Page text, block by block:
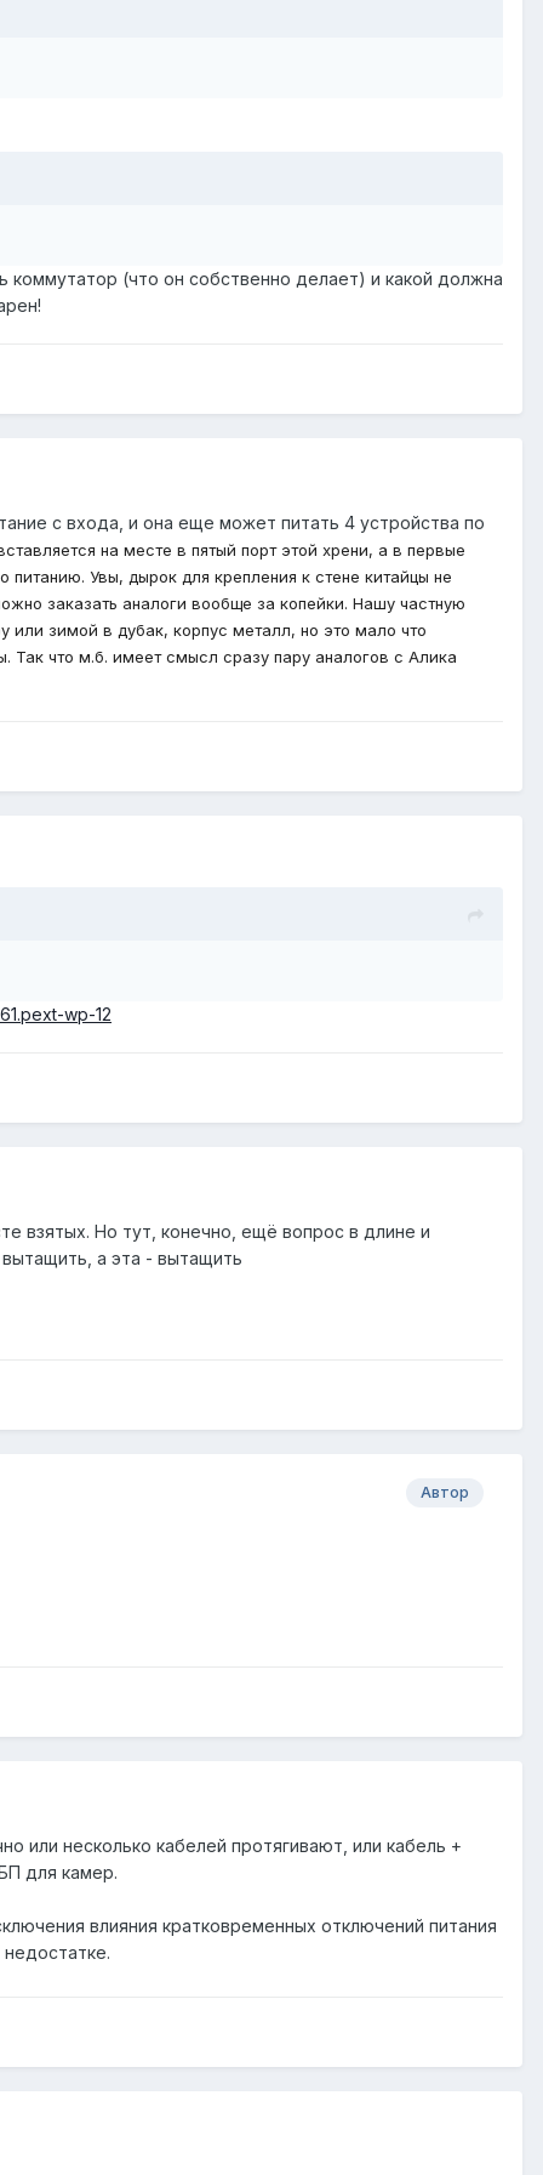
коммутатор (что он собственно делает) и какой должна
с входа, и она еще может питать 4 устройства по
на месте в пятый порт этой хрени, а в первые
Увы, дырок для крепления к стене китайцы не
заказать аналоги вообще за копейки. Нашу частную
или зимой в дубак, корпус металл, но это мало что
Так что м.б. имеет смысл сразу пару аналогов с Алика
wp-12
взятых. Но тут, конечно, ещё вопрос в длине и
а эта - вытащить
Автор
или несколько кабелей протягивают, или кабель +
для камер.
влияния кратковременных отключений питания